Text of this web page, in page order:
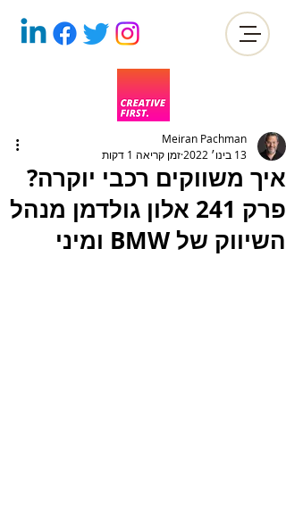
איך משווקים רכבי יוקרה?
פרק 241 אלון גולדמן מנהל
השיווק של BMW ומיני
Meiran Pachman
13 בינו׳ 2022
זמן קריאה 1 דקות